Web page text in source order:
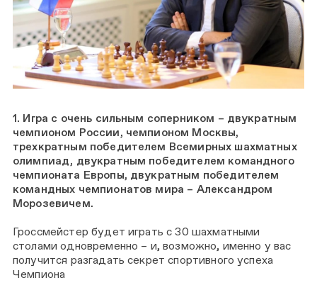
1. Игра с очень сильным соперником – двукратным
чемпионом России, чемпионом Москвы,
трехкратным победителем Всемирных шахматных
олимпиад, двукратным победителем командного
чемпионата Европы, двукратным победителем
командных чемпионатов мира – Александром
Морозевичем.
Гроссмейстер будет играть с 30 шахматными
столами одновременно – и, возможно, именно у вас
получится разгадать секрет спортивного успеха
Чемпиона